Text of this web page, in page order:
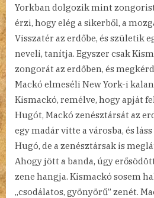
Yorkban dolgozik mint
érzi, hogy elég a sikerből, a
Visszatér az erdőbe, és születik
neveli, tanítja. Egyszer csak
zongorát az erdőben, és
Mackó elmeséli New York-i
Kismackó, remélve, hogy apját
Hugót, Mackó zenésztársát az
egy madár vitte a városba, és
Hugó, de a zenésztársak is
Ahogy jött a banda, úgy
zene hangja. Kismackó sosem
„csodálatos, gyönyörű” zenét.